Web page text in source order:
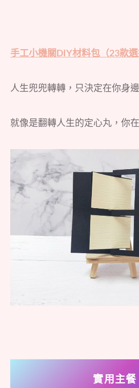
手工小機關DIY材料包（23款
人生兜兜轉轉，只決定在你身
就像是翻轉人生的定心丸，你
實用主餐